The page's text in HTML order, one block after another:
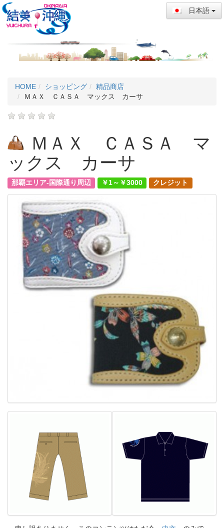
日本語
HOME ショッピング
精品商店
ＭＡＸ ＣＡＳＡ マックス カーサ
ＭＡＸ ＣＡＳＡ マ
ックス カーサ
那覇エリア-国際通り周辺 ￥1～￥3000 クレジット